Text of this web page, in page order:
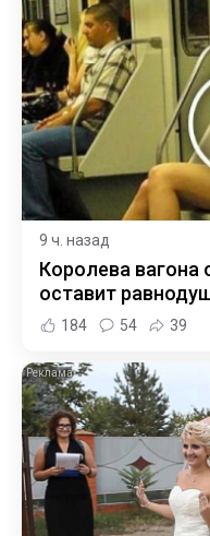
9 ч. назад
Королева вагона
оставит
184 54 39